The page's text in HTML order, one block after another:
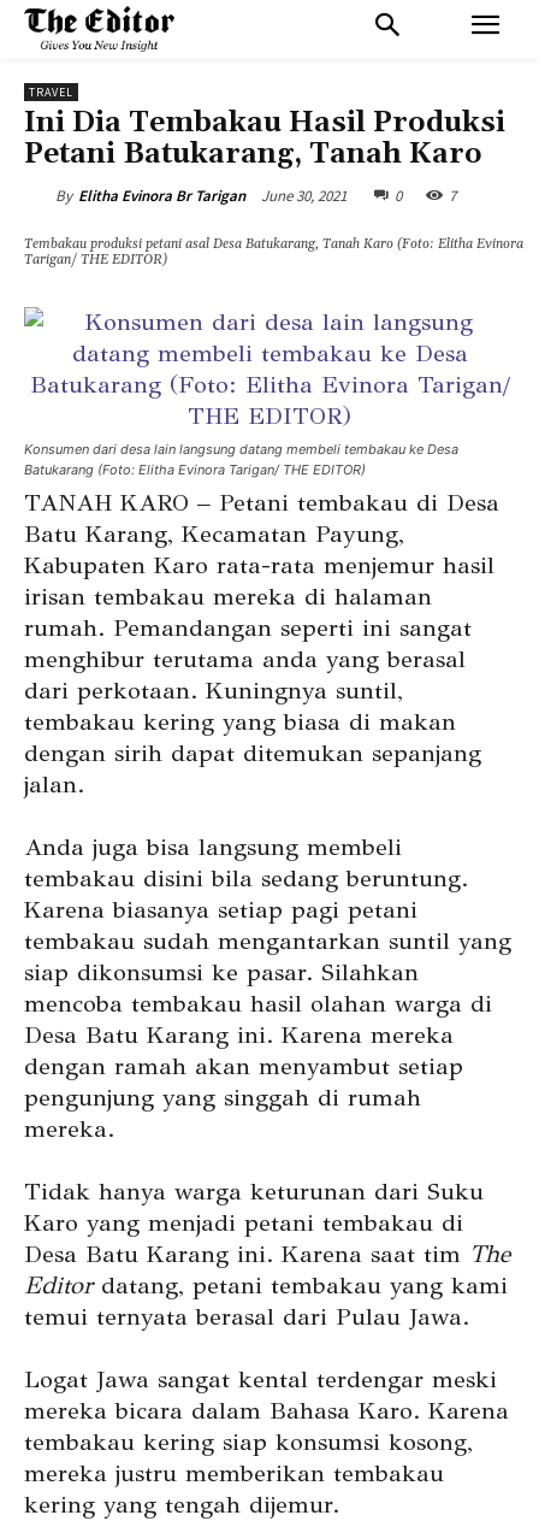
TRAVEL
Ini Dia Tembakau Hasil Produksi
Petani Batukarang, Tanah Karo
By Elitha Evinora Br Tarigan June 30, 2021 0 7
Tembakau produksi petani asal Desa Batukarang, Tanah Karo (Foto: Elitha Evinora
Tarigan/ THE EDITOR)
Konsumen dari desa lain langsung datang membeli tembakau ke Desa
Batukarang (Foto: Elitha Evinora Tarigan/ THE EDITOR)
TANAH KARO – Petani tembakau di Desa
Batu Karang, Kecamatan Payung,
Kabupaten Karo rata-rata menjemur hasil
irisan tembakau mereka di halaman
rumah. Pemandangan seperti ini sangat
menghibur terutama anda yang berasal
dari perkotaan. Kuningnya suntil,
tembakau kering yang biasa di makan
dengan sirih dapat ditemukan sepanjang
jalan.
Anda juga bisa langsung membeli
tembakau disini bila sedang beruntung.
Karena biasanya setiap pagi petani
tembakau sudah mengantarkan suntil yang
siap dikonsumsi ke pasar. Silahkan
mencoba tembakau hasil olahan warga di
Desa Batu Karang ini. Karena mereka
dengan ramah akan menyambut setiap
pengunjung yang singgah di rumah
mereka.
Tidak hanya warga keturunan dari Suku
Karo yang menjadi petani tembakau di
Desa Batu Karang ini. Karena saat tim The
Editordatang, petani tembakau yang kami
temui ternyata berasal dari Pulau Jawa.
Logat Jawa sangat kental terdengar meski
mereka bicara dalam Bahasa Karo. Karena
tembakau kering siap konsumsi kosong,
mereka justru memberikan tembakau
kering yang tengah dijemur.